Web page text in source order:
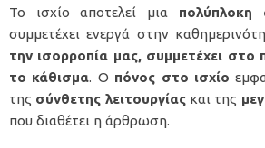
Το ισχίο αποτελεί μια πολύπλοκη
συμμετέχει ενεργά στην
την ισορροπία μας, συμμετέχει στο
το κάθισμα. Ο πόνος στο ισχίο
της σύνθετης λειτουργίαςκαι της
που διαθέτει η άρθρωση.